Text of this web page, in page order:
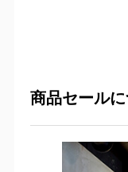
商品セール